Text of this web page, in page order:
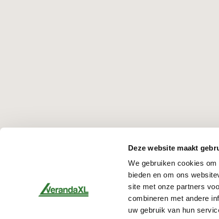
Deze website maakt
We gebruiken cookies
bieden en om ons
site met onze partners
combineren met andere
uw gebruik van hun